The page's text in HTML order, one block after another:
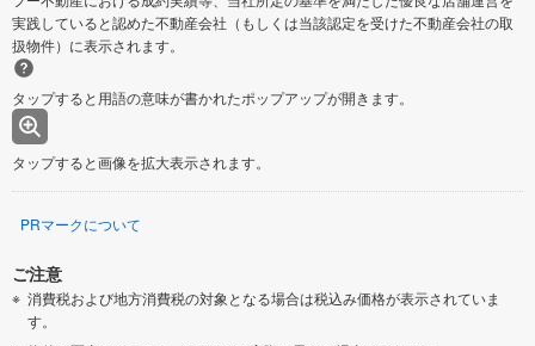
実践していると認めた不動産会社（もしくは当該認定を受けた不動産会社の取
扱物件）に表示されます。
タップすると用語の意味が書かれたポップアップが開きます。
タップすると画像を拡大表示されます。
PRマークについて
ご注意
消費税および地方消費税の対象となる場合は税込み価格が表示されていま
す。